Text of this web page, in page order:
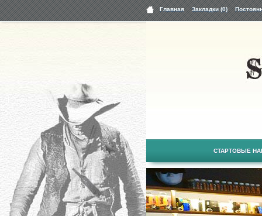
Главная Закладки (0)
СТАРТОВЫЕ